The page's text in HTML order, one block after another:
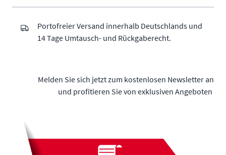
Portofreier Versand innerhalb Deutschlands und
14 Tage Umtausch- und Rückgaberecht.
Melden Sie sich jetzt zum kostenlosen Newsletter an
und profitieren Sie von exklusiven Angeboten